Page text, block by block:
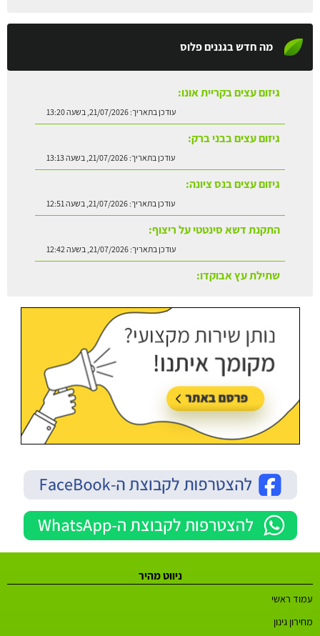
מה חדש בגננים פלוס
גיזום עצים בקריית אונו:
עודכן בתאריך:21/07/2026, בשעה 13:20
גיזום עצים בבני ברק:
עודכן בתאריך:21/07/2026, בשעה 13:13
גיזום עצים בנס ציונה:
עודכן בתאריך:21/07/2026, בשעה 12:51
התקנת דשא סינטטי על ריצוף:
עודכן בתאריך: 21/07/2026, בשעה 12:42
שתילת עץ אבוקדו:
עודכן בתאריך:21/07/2026, בשעה 13:24
ניווט מהיר
עמוד ראשי
מחירון גינון